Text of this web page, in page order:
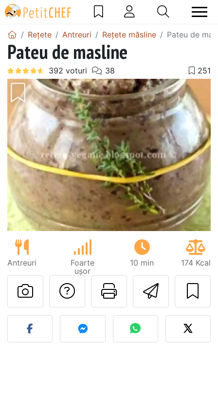
Rețete Antreuri Rețete măsline Pateu de
Pateu de masline
Antreuri
Foarte
ușor
10 min 174 Kcal
Printează
Adresează o
Postează o poză cu